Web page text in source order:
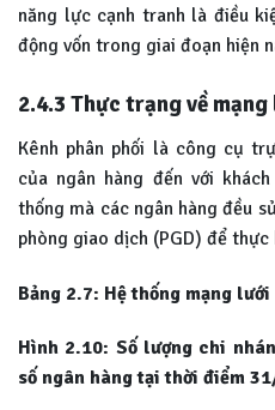
năng lực cạnh tranh là điều
động vốn trong giai đoạn hiện
2.4.3 Thực trạng về
Kênh phân phối là công cụ
của ngân hàng đến với
thống mà các ngân hàng đều
phòng giao dịch (PGD) để thực
Bảng 2.7: Hệ thống mạng lưới
Hình 2.10: Số lượng chi
số ngân hàng tại thời điểm